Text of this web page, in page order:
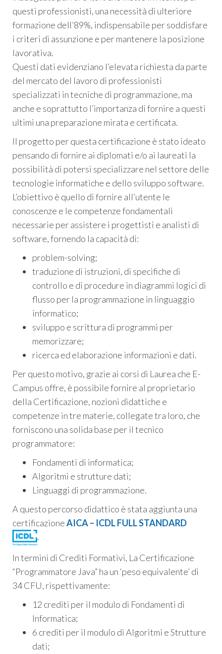
questi professionisti, una necessità di ulteriore
formazione dell’89%, indispensabile per soddisfare
i criteri di assunzione e per mantenere la posizione
lavorativa.
Questi dati evidenziano l’elevata richiesta da parte
del mercato del lavoro di professionisti
specializzati in tecniche di programmazione, ma
anche e soprattutto l’importanza di fornire a questi
ultimi una preparazione mirata e certificata.
Il progetto per questa certificazione è stato ideato
pensando di fornire ai diplomati e/o ai laureati la
possibilità di potersi specializzare nel settore delle
tecnologie informatiche e dello sviluppo software.
L’obiettivo è quello di fornire all’utente le
conoscenze e le competenze fondamentali
necessarie per assistere i progettisti e analisti di
software, fornendo la capacità di:
problem-solving;
traduzione di istruzioni, di specifiche di
controllo e di procedure in diagrammi logici di
flusso per la programmazione in linguaggio
informatico;
sviluppo e scrittura di programmi per
memorizzare;
ricerca ed elaborazione informazioni e dati.
Per questo motivo, grazie ai corsi di Laurea che E-
Campus offre, è possibile fornire al proprietario
della Certificazione, nozioni didattiche e
competenze in tre materie, collegate tra loro, che
forniscono una solida base per il tecnico
programmatore:
Fondamenti di informatica;
Algoritmi e strutture dati;
Linguaggi di programmazione.
A questo percorso didattico è stata aggiunta una
certificazioneAICA – ICDL FULL STANDARD
.
In termini di Crediti Formativi, La Certificazione
“Programmatore Java” ha un ‘peso equivalente’ di
34 CFU, rispettivamente:
12 crediti per il modulo di Fondamenti di
Informatica;
6 crediti per il modulo di Algoritmi e Strutture
dati;